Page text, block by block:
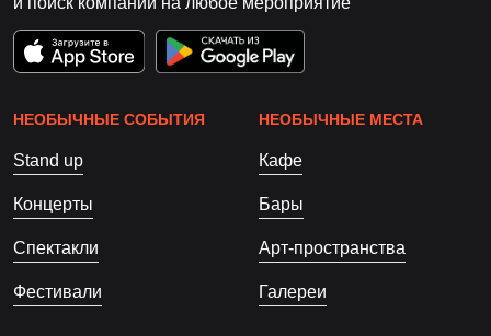
НЕОБЫЧНЫЕ СОБЫТИЯ
Stand up
Концерты
Спектакли
Фестивали
НЕОБЫЧНЫЕ МЕСТА
Кафе
Бары
Арт-пространства
Галереи